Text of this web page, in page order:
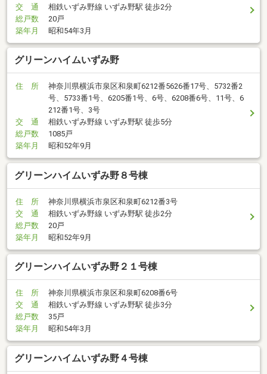
交 通
相鉄いずみ野線 いずみ野駅 徒歩2分
総戸数
20戸
築年月
昭和54年3月
グリーンハイムいずみ野
住 所
神奈川県横浜市泉区和泉町6212番5626番17号、5732番2
号、5733番1号、6205番1号、6号、6208番6号、11号、6
212番1号、3号
交 通
相鉄いずみ野線 いずみ野駅 徒歩5分
総戸数
1085戸
築年月
昭和52年9月
グリーンハイムいずみ野８号棟
住 所
神奈川県横浜市泉区和泉町6212番3号
交 通
相鉄いずみ野線 いずみ野駅 徒歩2分
総戸数
20戸
築年月
昭和52年9月
グリーンハイムいずみ野２１号棟
住 所
神奈川県横浜市泉区和泉町6208番6号
交 通
相鉄いずみ野線 いずみ野駅 徒歩3分
総戸数
35戸
築年月
昭和54年3月
グリーンハイムいずみ野４号棟